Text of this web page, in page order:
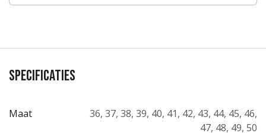
Specificaties
Maat 36, 37, 38, 39, 40, 41, 42, 43, 44, 45, 46,
47, 48, 49, 50